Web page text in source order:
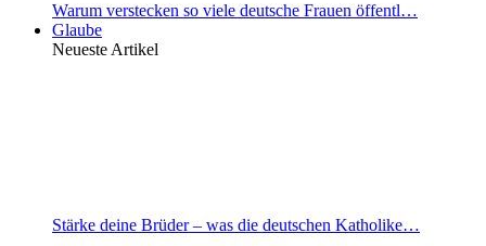
Warum verstecken so viele deutsche Frauen öffentl…
Glaube
Neueste Artikel
Stärke deine Brüder – was die deutschen Katholike…